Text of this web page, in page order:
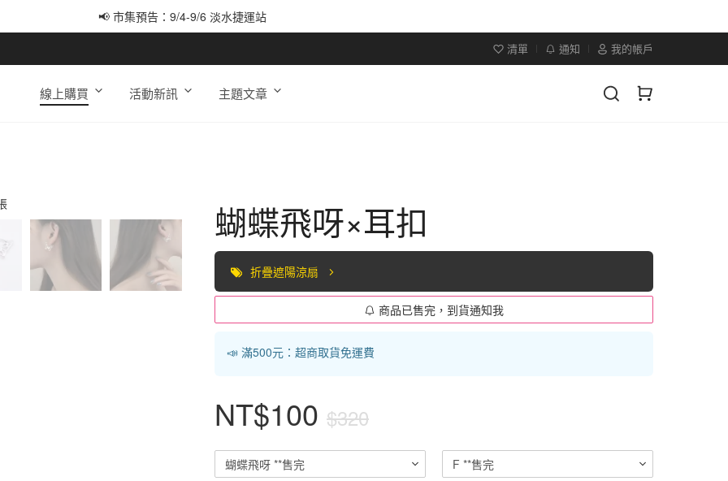
📢 市集預告：9/4-9/6 淡水捷運站
清單 通知 我的帳戶
線上購買 活動新訊 主題文章
蝴蝶飛呀×耳扣
折疊遮陽涼扇
商品已售完，到貨通知我
📣 滿500元：超商取貨免運費
NT$100 $320
蝴蝶飛呀 **售完 F **售完